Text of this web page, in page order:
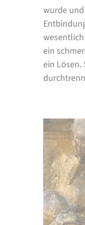
wurde und
ein
ein